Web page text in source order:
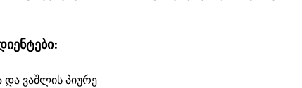
და ვაშლის პიურე